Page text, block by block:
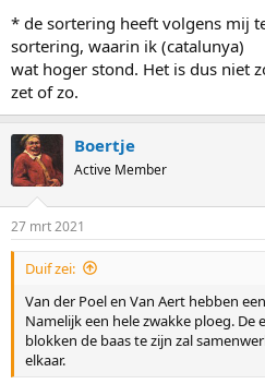
* de sortering heeft volgens mij
sortering, waarin ik (catalunya)
wat hoger stond. Het is dus niet
zet of zo.
Boertje
Active Member
27 mrt 2021
Duif zei:
Van der Poel en Van Aert hebben
Namelijk een hele zwakke ploeg.
blokken de baas te zijn zal
elkaar.